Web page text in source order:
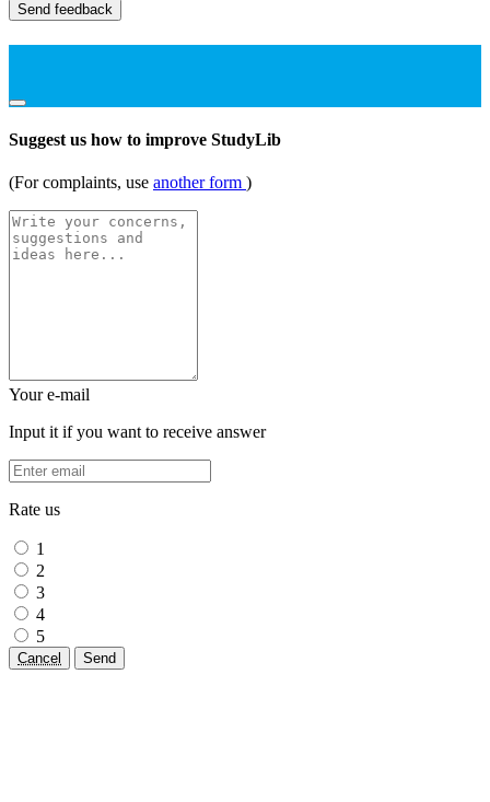
Send feedback
Suggest us how to improve StudyLib
(For complaints, use another form )
Your e-mail
Input it if you want to receive answer
Rate us
1
2
3
4
5
Cancel Send